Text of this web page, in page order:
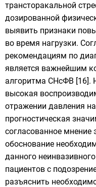
трансторакальной
дозированной
выявить признаки
во время нагрузки.
рекомендациям по
является важнейшим
алгоритма СНсФВ [16].
высокая
отражении давления
прогностическая
согласованное мнение
обоснование
данного
пациентов с
разъяснить